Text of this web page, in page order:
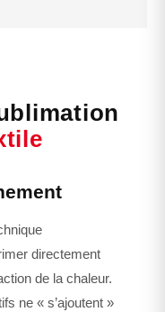
directement
de la chaleur.
ne « s’ajoutent »